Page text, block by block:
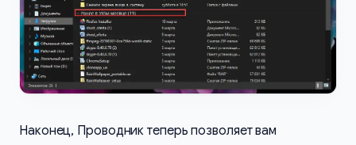
Наконец, Проводник теперь позволяет вам